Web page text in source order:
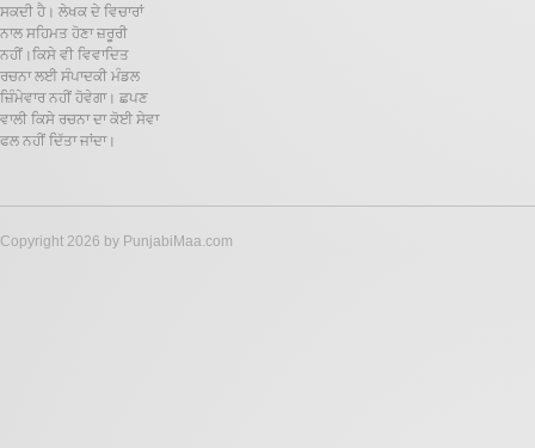
ਸਕਦੀ ਹੈ। ਲੇਖਕ ਦੇ ਵਿਚਾਰਾਂ
ਨਾਲ ਸਹਿਮਤ ਹੋਣਾ ਜ਼ਰੂਰੀ
ਨਹੀਂ।ਕਿਸੇ ਵੀ ਵਿਵਾਦਿਤ
ਰਚਨਾ ਲਈ ਸੰਪਾਦਕੀ ਮੰਡਲ
ਜ਼ਿੰਮੇਵਾਰ ਨਹੀਂ ਹੋਵੇਗਾ। ਛਪਣ
ਵਾਲੀ ਕਿਸੇ ਰਚਨਾ ਦਾ ਕੋਈ ਸੇਵਾ
ਫਲ ਨਹੀਂ ਦਿੱਤਾ ਜਾਂਦਾ।
Copyright 2026 by PunjabiMaa.com